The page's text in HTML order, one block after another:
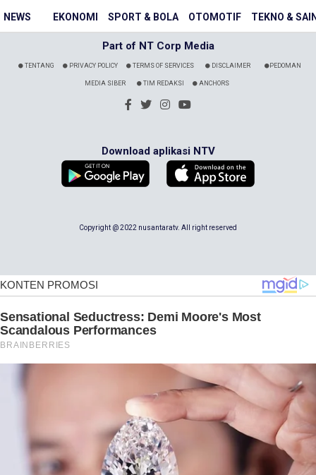
NEWS EKONOMI SPORT & BOLA OTOMOTIF TEKNO &
Part of NT Corp Media
TENTANG PRIVACY POLICY TERMS OF SERVICES DISCLAIMER PEDOMAN
MEDIA SIBER TIM REDAKSI ANCHORS
Download aplikasi NTV
Copyright @ 2022 nusantaratv. All right reserved